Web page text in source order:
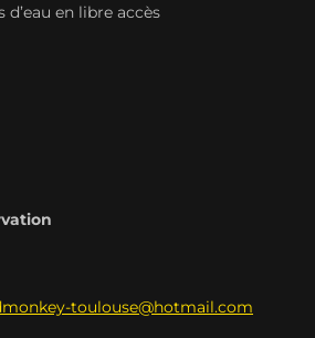
d’eau en libre accès
toulouse@hotmail.com